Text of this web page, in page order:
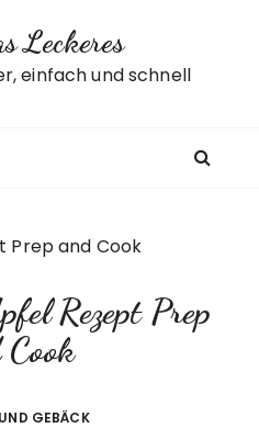
Leckeres
einfach und schnell
Prep and Cook
Rezept Prep
GEBÄCK